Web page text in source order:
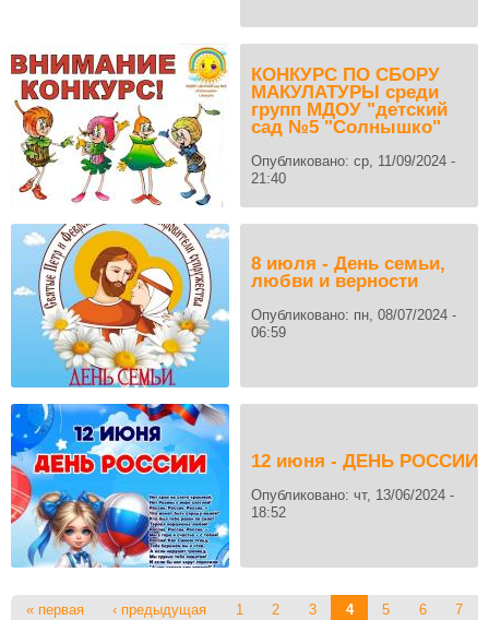
КОНКУРС ПО СБОРУ
МАКУЛАТУРЫ среди
групп МДОУ "детский
сад №5 "Солнышко"
Опубликовано: ср, 11/09/2024 -
21:40
8 июля - День семьи,
любви и верности
Опубликовано: пн, 08/07/2024 -
06:59
12 июня - ДЕНЬ РОССИИ
Опубликовано: чт, 13/06/2024 -
18:52
Страницы
« первая ‹ предыдущая 1 2 3 4 5 6
7